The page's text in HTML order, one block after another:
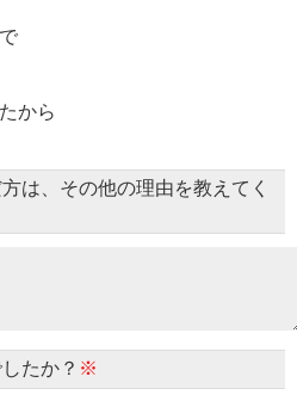
から
は、その他の理由を教えてく
たか？ ※